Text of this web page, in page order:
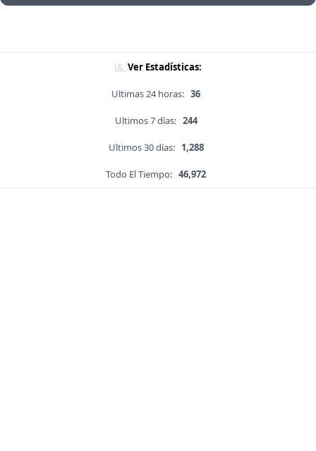
Ver Estadísticas:
Ultimas 24 horas: 36
Ultimos 7 días: 244
Ultimos 30 días: 1,288
Todo El Tiempo: 46,972